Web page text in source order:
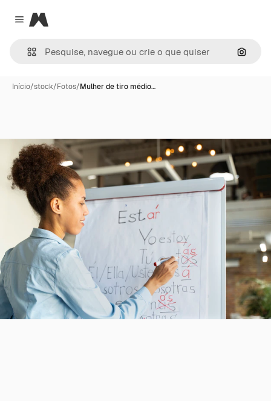
Close menu
Magnific
Início/stock/Fotos/Mulher de tiro médio…